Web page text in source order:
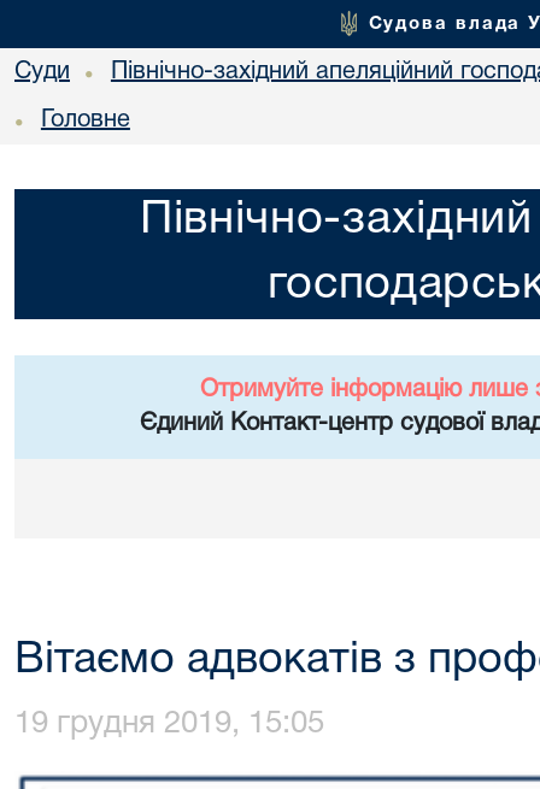
Судова влада
Суди • Північно-західний апеляційний
• Головне
Північно-
Отримуйте інформацію лише
Єдиний Контакт-центр судової
Вітаємо адвокатів з
19 грудня 2019, 15:05